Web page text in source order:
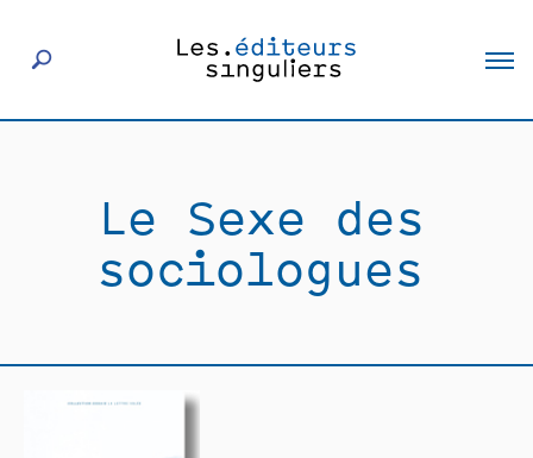
Éditeurs
Actualités
Le Sexe des
sociologues